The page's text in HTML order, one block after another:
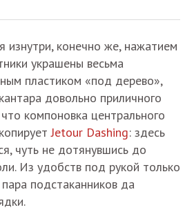
изнутри, конечно же, нажатием
украшены весьма
пластиком «под дерево»,
довольно приличного
компоновка центрального
Jetour Dashing: здесь
чуть не дотянувшись до
Из удобств под рукой только
подстаканников да